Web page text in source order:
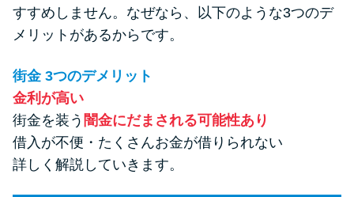
すすめしません。なぜなら、以下のような3つのデ
メリットがあるからです。
街金 3つのデメリット
金利が高い
街金を装う 闇金にだまされる可能性あり
借入が不便・たくさんお金が借りられない
詳しく解説していきます。